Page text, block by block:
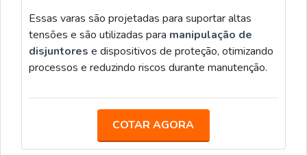
consulte informacao técnica do fabricante para peças
de reposição e limites operacionais. Essas rotinas
reduzem falhas e aceleram disponibilidade em serviço.
de cada uso.
Transporte recolhido e protegido: use capa
rígida ou estojo.
Escolha acabamento: poliuretano na
garantindo aconfiabilidade no manuseiode
equipamentos pesados.
Essas varas são projetadas para suportar altas
tensões e são utilizadas para manipulação de
disjuntores e dispositivos de proteção, otimizando
processos e reduzindo riscos durante manutenção.
COTAR AGORA